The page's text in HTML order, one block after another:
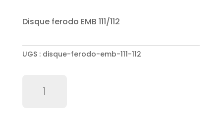
Disque ferodo EMB 111/112
UGS : disque-ferodo-emb-111-112